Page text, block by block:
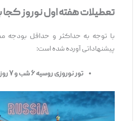
تعطیلات هفته اول نوروز کجا
با توجه به حداکثر و حداقل بودجه
پیشنهاداتی آورده شده است:
تور نوروزی روسیه ۶ شب و ۷ روز